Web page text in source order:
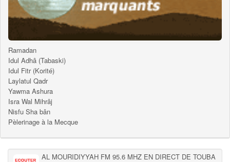
Ramadan
Idul Adhâ (Tabaski)
Idul Fitr (Korité)
Laylatul Qadr
Yawma Ashura
Isra Wal Mihrâj
Nisfu Sha bân
Pèlerinage à la Mecque
AL MOURIDIYYAH FM 95.6 MHZ EN DIRECT DE TOUBA